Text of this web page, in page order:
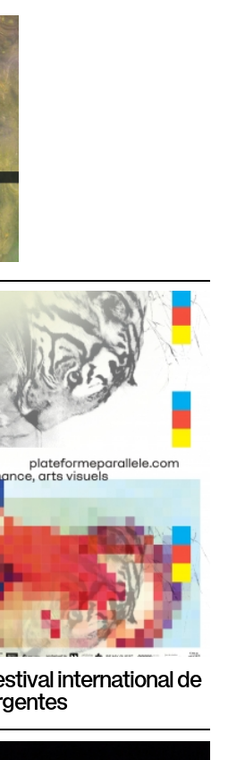
international de